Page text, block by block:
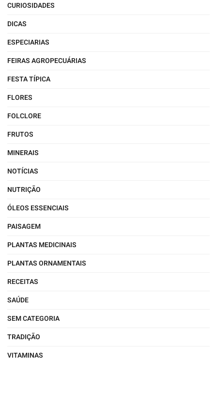
CURIOSIDADES
DICAS
ESPECIARIAS
FEIRAS AGROPECUÁRIAS
FESTA TÍPICA
FLORES
FOLCLORE
FRUTOS
MINERAIS
NOTÍCIAS
NUTRIÇÃO
ÓLEOS ESSENCIAIS
PAISAGEM
PLANTAS MEDICINAIS
PLANTAS ORNAMENTAIS
RECEITAS
SAÚDE
SEM CATEGORIA
TRADIÇÃO
VITAMINAS